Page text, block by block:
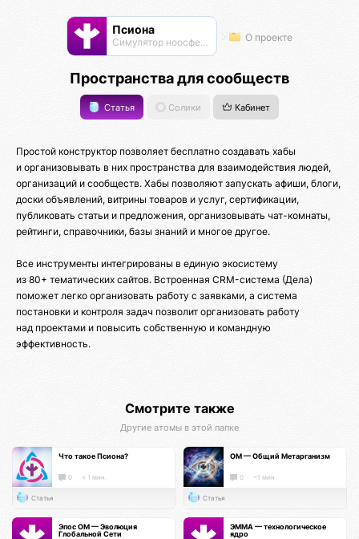
Псиона
Cимулятор ноосферы О проекте
Пространства для сообществ
Статья Солики Кабинет
Простой конструктор позволяет бесплатно создавать хабы
и организовывать в них пространства для взаимодействия людей,
организаций и сообществ. Хабы позволяют запускать афиши, блоги,
доски объявлений, витрины товаров и услуг, сертификации,
публиковать статьи и предложения, организовывать чат-комнаты,
рейтинги, справочники, базы знаний и многое другое.
Все инструменты интегрированы в единую экосистему
из 80+ тематических сайтов. Встроенная CRM-система (Дела)
поможет легко организовать работу с заявками, а система
постановки и контроля задач позволит организовать работу
над проектами и повысить собственную и командную
эффективность.
Смотрите также
Другие атомы в этой папке
Что такое Псиона?
0 < 1 мин.
Статья
ОМ — Общий Метарганизм
0 ~1 мин.
Статья
Эпос ОМ — Эволюция
Глобальной Сети
ЭММА — технологическое
ядро